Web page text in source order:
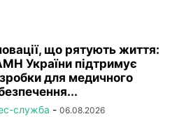
що рятують життя:
України підтримує
для медичного
служба - 06.08.2026